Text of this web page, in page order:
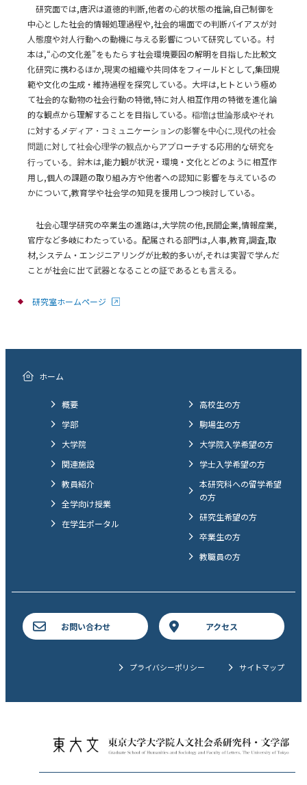
研究面では,唐沢は道徳的判断,他者の心的状態の推論,自己制御を
中心とした社会的情報処理過程や,社会的場面での判断バイアスが対
人態度や対人行動への動機に与える影響について研究している。村
本は,“心の文化差”をもたらす社会環境要因の解明を目指した比較文
化研究に携わるほか,現実の組織や共同体をフィールドとして,集団規
範や文化の生成・維持過程を探究している。大坪は,ヒトという極め
て社会的な動物の社会行動の特徴,特に対人相互作用の特徴を進化論
的な観点から理解することを目指している。 稲増は世論形成やそれ
に対するメディア・コミュニケーションの影響を中心に,現代の社会
問題に対して社会心理学の観点からアプローチする応用的な研究を
行っている。 鈴木は,能力観が状況・環境・文化とどのように相互作
用し,個人の課題の取り組み方や他者への認知に影響を与えているの
かについて,教育学や社会学の知見を援用しつつ検討している。
社会心理学研究の卒業生の進路は,大学院の他,民間企業,情報産業,
官庁など多岐にわたっている。配属される部門は,人事,教育,調査,取
材,システム・エンジニアリングが比較的多いが,それは実習で学んだ
ことが社会に出て武器となることの証であるとも言える。
研究室ホームページ
ホーム
概要
学部
大学院
関連施設
教員紹介
全学向け授業
在学生ポータル
高校生の方
駒場生の方
大学院入学希望の方
学士入学希望の方
本研究科への留学希望
の方
研究生希望の方
卒業生の方
教職員の方
お問い合わせ アクセス
プライバシーポリシー サイトマップ